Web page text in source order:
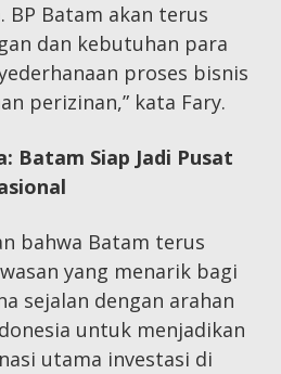
BP Batam akan terus
dan kebutuhan para
proses bisnis
perizinan,” kata Fary.
Batam Siap Jadi Pusat
bahwa Batam terus
yang menarik bagi
sejalan dengan arahan
untuk menjadikan
utama investasi di